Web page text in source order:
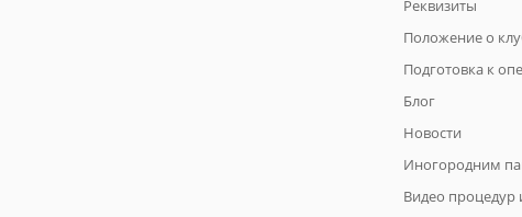
Реквизиты
Положение о
Подготовка к
Блог
Новости
Иногородним
Видео процедур